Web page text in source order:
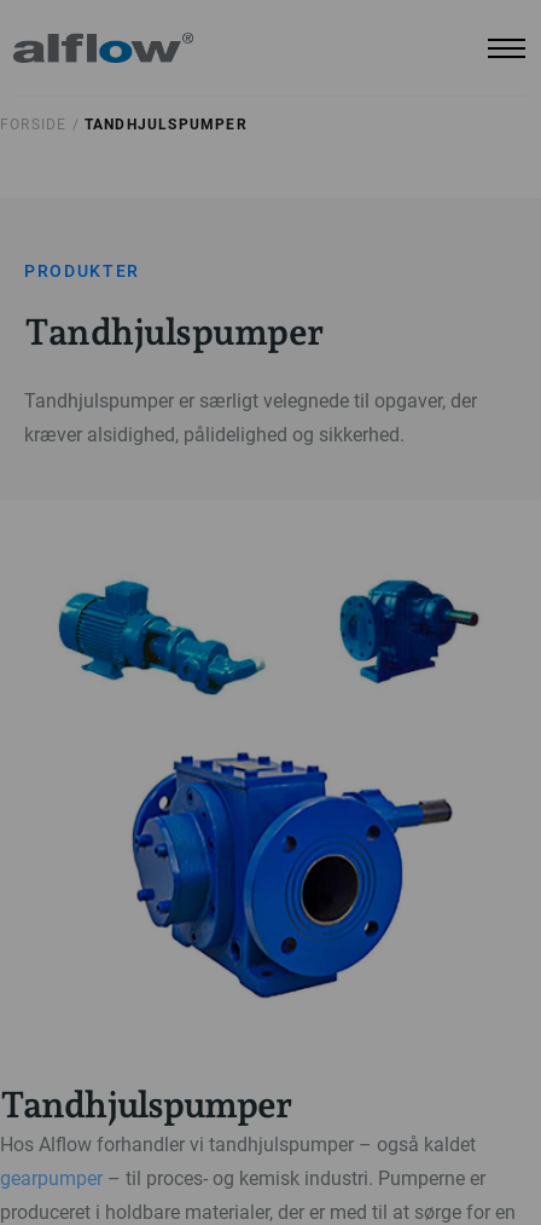
FORSIDE / TANDHJULSPUMPER
PRODUKTER
Tandhjulspumper
Tandhjulspumper er særligt velegnede til opgaver, der
kræver alsidighed, pålidelighed og sikkerhed.
Tandhjulspumper
Hos Alflow forhandler vi tandhjulspumper – også kaldet
gearpumper – til proces- og kemisk industri. Pumperne er
produceret i holdbare materialer, der er med til at sørge for en